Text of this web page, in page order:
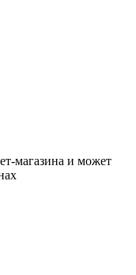
магазина и может